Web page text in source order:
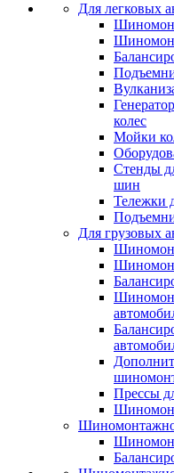
Для легковых
колес
Мойки
Стенды
шин
Тележки
Для грузовых
Прессы